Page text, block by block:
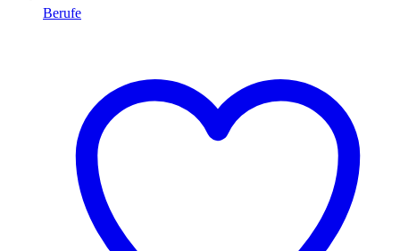
Berufe